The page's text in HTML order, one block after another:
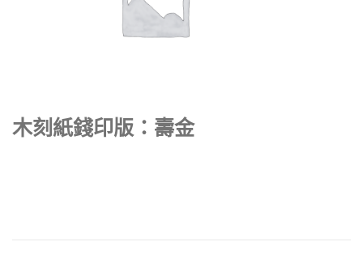
木刻紙錢印版：壽金